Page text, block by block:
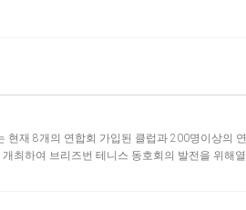
재 8개의 연합회 가입된 클럽과 200명이상의
최하여 브리즈번 테니스 동호회의 발전을 위해